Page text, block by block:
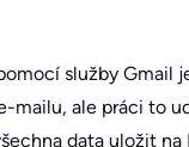
služby Gmail
mailu, ale práci to
data uložit na